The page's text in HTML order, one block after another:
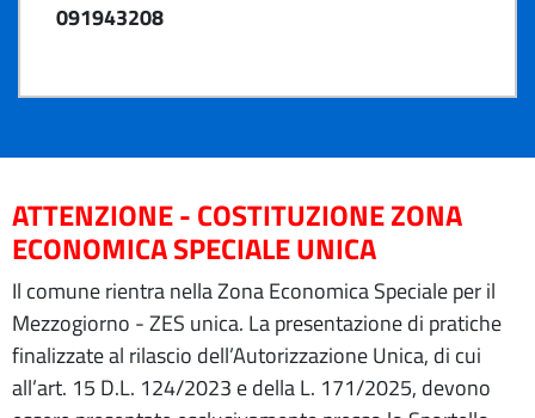
091943208
ATTENZIONE - COSTITUZIONE ZONA
ECONOMICA SPECIALE UNICA
Il comune rientra nella Zona Economica Speciale per il
Mezzogiorno - ZES unica. La presentazione di pratiche
finalizzate al rilascio dell’Autorizzazione Unica, di cui
all’art. 15 D.L. 124/2023 e della L. 171/2025, devono